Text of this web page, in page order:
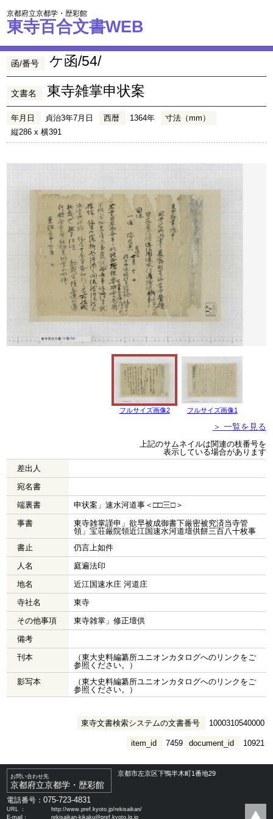
京都府立京都学・歴彩館
東寺百合文書WEB
函/番号 ケ函/54/
文書名 東寺雑掌申状案
年月日 貞治3年7月日 西暦 1364年
寸法（mm）
縦286 x 横391
フルサイズ画像2 フルサイズ画像1
＞ 一覧を見る
上記のサムネイルは関連の枝番号を
表示している場合があります
差出人
宛名書
端裏書
申状案」速水河道事＜□□三□＞
事書
東寺雑掌謹申」欲早被成御書下厳密被究済当寺管
領」宝荘厳院領近江国速水河道壇供餅三百八十枚事
書止
仍言上如件
人名
庭遍法印
地名
近江国速水庄 河道庄
寺社名
東寺
その他事項
東寺雑掌」修正壇供
備考
刊本
（東大史料編纂所ユニオンカタログへのリンクをご
参照ください。）
影写本
（東大史料編纂所ユニオンカタログへのリンクをご
参照ください。）
東寺文書検索システムの文書番号 1000310540000
document_id 10921
item_id 7459
お問い合わせ先
京都府立京都学・歴彩館
京都市左京区下鴨半木町1番地29
電話番号：075-723-4831
URL ：
http://www.pref.kyoto.jp/rekisaikan/
E-mail：
rekisaikan-kikaku@pref.kyoto.lg.jp